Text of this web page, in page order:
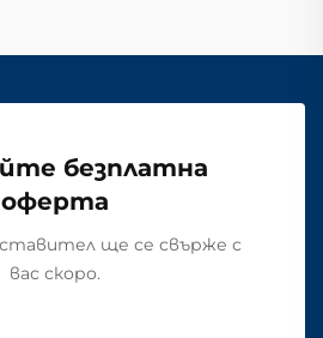
безплатна
оферта
ще се свърже с
вас скоро.